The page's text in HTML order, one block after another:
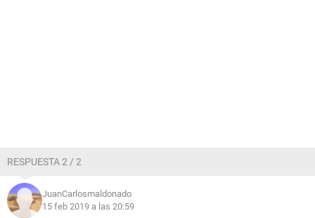
RESPUESTA 2 / 2
JuanCarlosmaldonado
15 feb 2019 a las 20:59